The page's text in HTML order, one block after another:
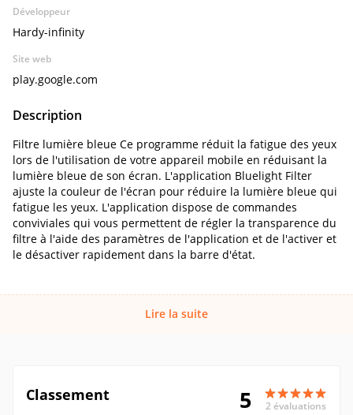
Développeur
Hardy-infinity
Site web
play.google.com
Description
Filtre lumière bleue Ce programme réduit la fatigue des yeux
lors de l'utilisation de votre appareil mobile en réduisant la
lumière bleue de son écran. L'application Bluelight Filter
ajuste la couleur de l'écran pour réduire la lumière bleue qui
fatigue les yeux. L'application dispose de commandes
conviviales qui vous permettent de régler la transparence du
filtre à l'aide des paramètres de l'application et de l'activer et
le désactiver rapidement dans la barre d'état.
Lire la suite
Classement 5 2 évaluations